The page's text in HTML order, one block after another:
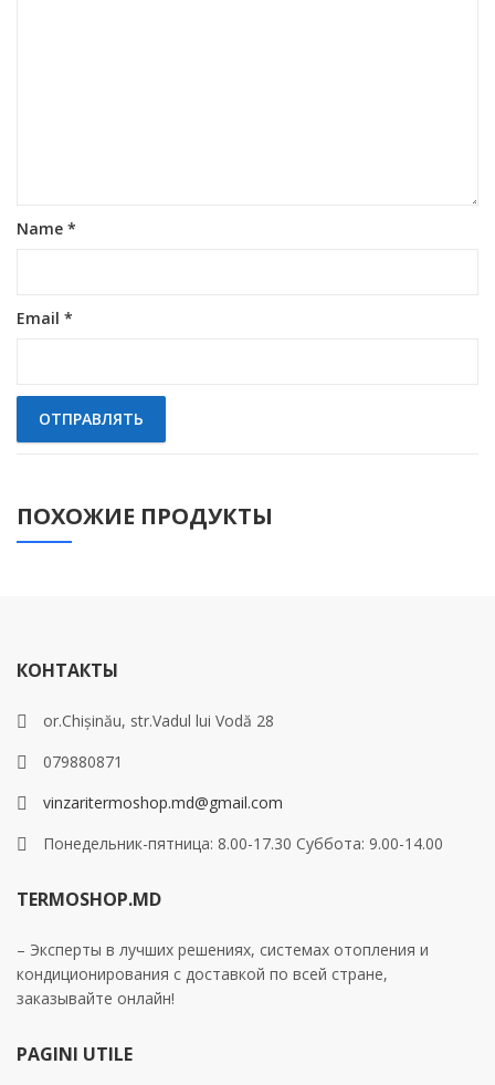
Name *
Email *
ПОХОЖИЕ ПРОДУКТЫ
КОНТАКТЫ
or.Chișinău, str.Vadul lui Vodă 28
079880871
vinzaritermoshop.md@gmail.com
Понедельник-пятница: 8.00-17.30 Суббота: 9.00-14.00
TERMOSHOP.MD
– Эксперты в лучших решениях, системах отопления и
кондиционирования с доставкой по всей стране,
заказывайте онлайн!
PAGINI UTILE